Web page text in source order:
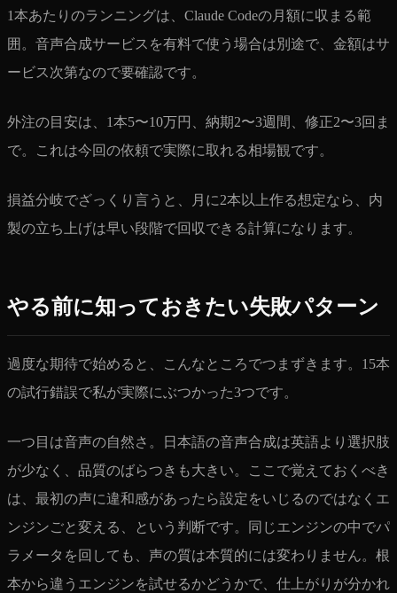
1本あたりのランニングは、Claude Codeの月額に収まる範
囲。音声合成サービスを有料で使う場合は別途で、金額はサ
ービス次第なので要確認です。
外注の目安は、1本5〜10万円、納期2〜3週間、修正2〜3回ま
で。これは今回の依頼で実際に取れる相場観です。
損益分岐でざっくり言うと、月に2本以上作る想定なら、内
製の立ち上げは早い段階で回収できる計算になります。
やる前に知っておきたい失敗パターン
過度な期待で始めると、こんなところでつまずきます。15本
の試行錯誤で私が実際にぶつかった3つです。
一つ目は音声の自然さ。日本語の音声合成は英語より選択肢
が少なく、品質のばらつきも大きい。ここで覚えておくべき
は、最初の声に違和感があったら設定をいじるのではなくエ
ンジンごと変える、という判断です。同じエンジンの中でパ
ラメータを回しても、声の質は本質的には変わりません。根
本から違うエンジンを試せるかどうかで、仕上がりが分かれ